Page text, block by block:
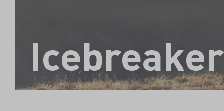
Icebreaker